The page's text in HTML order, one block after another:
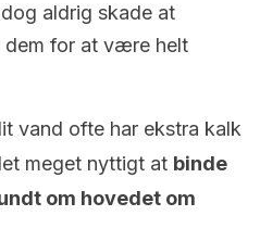
aldrig skade at
dem for at være helt
vand ofte har ekstra kalk
meget nyttigt at binde
om hovedet om